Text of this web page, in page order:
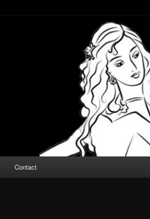
Contact